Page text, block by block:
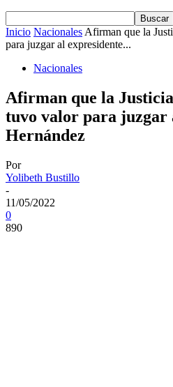
Inicio Nacionales Afirman que la
para juzgar al expresidente...
Nacionales
Afirman que la
tuvo valor para juzgar
Hernández
Por
Yolibeth Bustillo
-
11/05/2022
0
890